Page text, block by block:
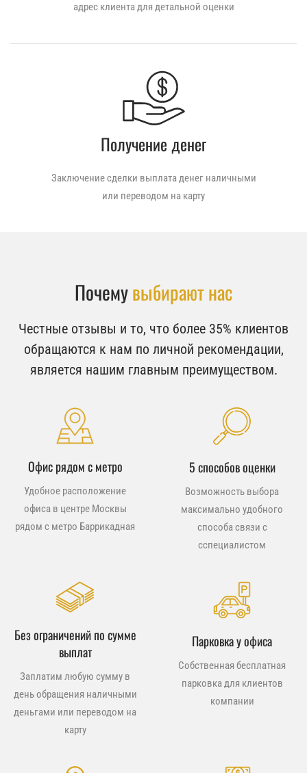
адрес клиента для детальной оценки
Получение денег
Заключение сделки выплата денег наличными
или переводом на карту
Почемувыбирают нас
Честные отзывы и то, что более 35% клиентов
обращаются к нам по личной рекомендации,
является нашим главным преимуществом.
Офис рядом с метро
Удобное расположение
офиса в центре Москвы
рядом с метро Баррикадная
5 способов оценки
Возможность выбора
максимально удобного
способа связи с
сспециалистом
Без ограничений по сумме
выплат
Заплатим любую сумму в
день обращения наличными
деньгами или переводом на
карту
Парковка у офиса
Собственная бесплатная
парковка для клиентов
компании